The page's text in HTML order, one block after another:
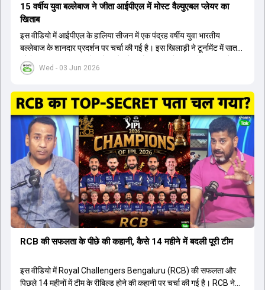
Wed - 03 Jun 2026
15 वर्षीय युवा बल्लेबाज ने जीता आईपीएल में मोस्ट वैल्युएबल प्लेयर का
खिताब
इस वीडियो में आईपीएल के हालिया सीजन में एक पंद्रह वर्षीय युवा भारतीय
बल्लेबाज के शानदार प्रदर्शन पर चर्चा की गई है। इस खिलाड़ी ने टूर्नामेंट में सात
सौ छिहत्तर रन बनाकर ऑरेंज कैप और मोस्ट वैल्युएबल प्लेयर का खिताब अपने नाम
किया है। वीडियो में बताया गया है कि ऑस्ट्रेलियाई टीम के वर्तमान कप्तान और
ऑस्ट्रेलियाई कप्तान के अनुसार, शुरुआत में लोगों को इस खिलाड़ी के प्रदर्शन पर
संदेह था, लेकिन अब उसने खुद को एक बेहतरीन बल्लेबाज साबित कर दिया है जो
गेंद को बाउंड्री के काफी पार मारने की क्षमता रखता है। वहीं, इंग्लैंड के पूर्व कप्तान
ने कहा कि टूर्नामेंट जीतने वाली टीम के अलावा इस सीजन की सबसे बड़ी बात इस
युवा खिलाड़ी का प्रदर्शन रहा है, जिसे देखने के लिए स्टेडियम में भारी भीड़ उमड़ती
थी। शानदार प्रदर्शन के बाद इस युवा खिलाड़ी को श्रीलंका में होने वाली
त्रिकोणीय सीरीज के लिए इंडिया ए टीम में भी शामिल कर लिया गया है।
RCB की सफलता के पीछे की कहानी, कैसे 14 महीने में बदली पूरी टीम
इस वीडियो में Royal Challengers Bengaluru (RCB) की सफलता और
पिछले 14 महीनों में टीम के रीबिल्ड होने की कहानी पर चर्चा की गई है। RCB ने